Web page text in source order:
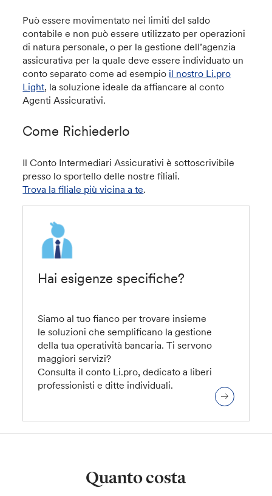
Può essere movimentato nei limiti del saldo
contabile e non può essere utilizzato per operazioni
di natura personale, o per la gestione dell’agenzia
assicurativa per la quale deve essere individuato un
conto separato come ad esempio il nostro Li.pro
Light, la soluzione ideale da affiancare al conto
Agenti Assicurativi.
Come Richiederlo
Il Conto Intermediari Assicurativi è sottoscrivibile
presso lo sportello delle nostre filiali.
Trova la filiale più vicina a te.
Hai esigenze specifiche?
Siamo al tuo fianco per trovare insieme
le soluzioni che semplificano la gestione
della tua operatività bancaria. Ti servono
maggiori servizi?
Consulta il conto Li.pro, dedicato a liberi
professionisti e ditte individuali.
Quanto costa